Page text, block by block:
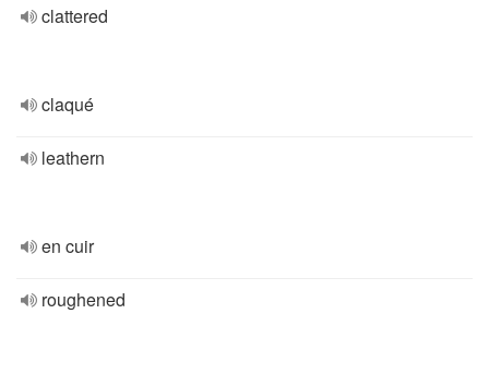
clattered
claqué
leathern
en cuir
roughened